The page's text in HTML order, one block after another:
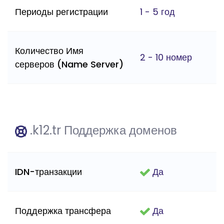
Периоды регистрации 1 - 5 год
Количество Имя
серверов (Name Server)
2 - 10 номер
.k12.tr Поддержка доменов
IDN-транзакции Да
Поддержка трансфера Да